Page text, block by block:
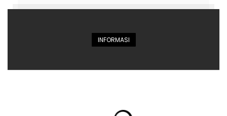
INFORMASI